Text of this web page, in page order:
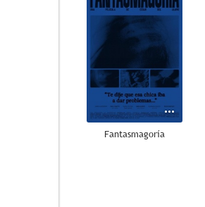
Fantasmagoría